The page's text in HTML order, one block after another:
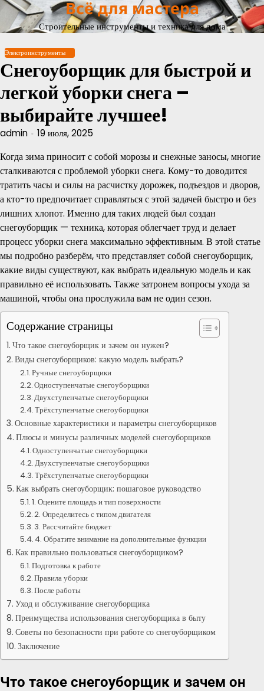
Перейти
содержимому
Всё для мастера
Строительные инструменты и техника для дома
Электроинструменты
Снегоуборщик для быстрой и
легкой уборки снега –
выбирайте лучшее!
admin 19 июля, 2025
Когда зима приносит с собой морозы и снежные заносы, многие
сталкиваются с проблемой уборки снега. Кому-то доводится
тратить часы и силы на расчистку дорожек, подъездов и дворов,
а кто-то предпочитает справляться с этой задачей быстро и без
лишних хлопот. Именно для таких людей был создан
снегоуборщик — техника, которая облегчает труд и делает
процесс уборки снега максимально эффективным. В этой статье
мы подробно разберём, что представляет собой снегоуборщик,
какие виды существуют, как выбрать идеальную модель и как
правильно её использовать. Также затронем вопросы ухода за
машиной, чтобы она прослужила вам не один сезон.
Содержание страницы
Что такое снегоуборщик и зачем он нужен?
Виды снегоуборщиков: какую модель выбрать?
Ручные снегоуборщики
Одноступенчатые снегоуборщики
Двухступенчатые снегоуборщики
Трёхступенчатые снегоуборщики
Основные характеристики и параметры снегоуборщиков
Плюсы и минусы различных моделей снегоуборщиков
Одноступенчатые снегоуборщики
Двухступенчатые снегоуборщики
Трёхступенчатые снегоуборщики
Как выбрать снегоуборщик: пошаговое руководство
1. Оцените площадь и тип поверхности
2. Определитесь с типом двигателя
3. Рассчитайте бюджет
4. Обратите внимание на дополнительные функции
Как правильно пользоваться снегоуборщиком?
Подготовка к работе
Правила уборки
После работы
Уход и обслуживание снегоуборщика
Преимущества использования снегоуборщика в быту
Советы по безопасности при работе со снегоуборщиком
Заключение
Что такое снегоуборщик и зачем он